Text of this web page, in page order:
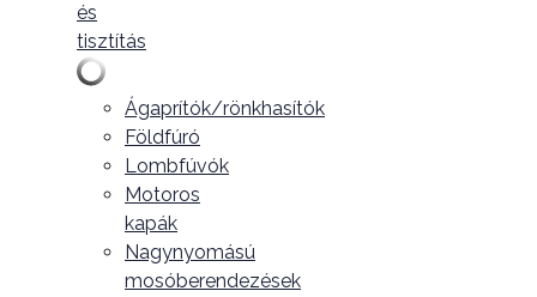
és
tisztítás
Ágaprítók/rönkhasítók
Földfúró
Lombfúvók
Motoros
kapák
Nagynyomású
mosóberendezések